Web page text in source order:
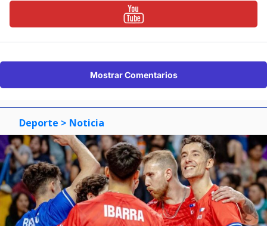
Mostrar Comentarios
Deporte > Noticia